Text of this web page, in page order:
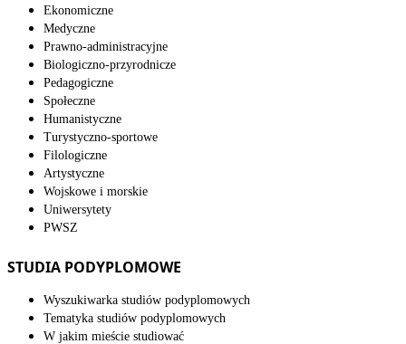
Ekonomiczne
Medyczne
Prawno-administracyjne
Biologiczno-przyrodnicze
Pedagogiczne
Społeczne
Humanistyczne
Turystyczno-sportowe
Filologiczne
Artystyczne
Wojskowe i morskie
Uniwersytety
PWSZ
STUDIA PODYPLOMOWE
Wyszukiwarka studiów podyplomowych
Tematyka studiów podyplomowych
W jakim mieście studiować